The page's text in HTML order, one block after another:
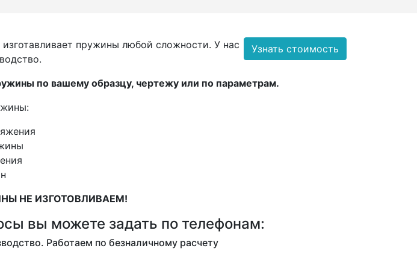
Узнать стоимость
пружины любой сложности. У нас
по вашему образцу, чертежу или по параметрам.
НЕ ИЗГОТОВЛИВАЕМ!
вы можете задать по телефонам:
Работаем по безналичному расчету